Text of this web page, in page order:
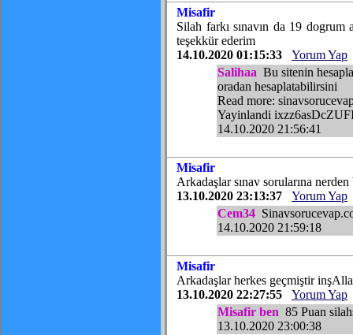
Misafir
Silah farkı sınavın da 19 dogrum
teşekkür ederim
14.10.2020 01:15:33
Yorum Yap
Salihaa Bu sitenin
oradan hesaplatabilirsini
Read more:
Yayinlandi
14.10.2020 21:56:41
Misafir
Arkadaşlar sınav sorularına
13.10.2020 23:13:37
Yorum Yap
Cem34
14.10.2020 21:59:18
Misafir
Arkadaşlar herkes geçmiştir
13.10.2020 22:27:55
Yorum Yap
Misafir ben 85 Puan
13.10.2020 23:00:38